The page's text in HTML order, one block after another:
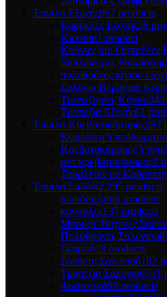
Έπιπλα Εξοχής867 products
Καρέκλες Εξοχής36
Κιοσκια1 product
Κούνιες και Ομπρέλες
Ξαπλώστρες Θαλάσσης
πολυθρόνες κήπου
Σαλόνια Βεράντας
Τραπεζαρίες Κήπου
Τραπέζια Εξοχής61
Έπιπλα Κρεβατοκάμαρας287
Κομοδίνα
Κρεβατοκάμαρες
σετ κρεβατοκάμαρας2
Τουαλέτες με Καθρέπτη
Έπιπλα Σαλόνι2.295 products
διακόσμηση6 products
κονσολες137 products
Μπουφέ Βιτρίνες
Πολυθρόνες Σαλονιού
Σκαμπό18 products
Σύνθετα Σαλονιού182
Τραπέζια Σαλονιού731
Φωτιστικά99 products